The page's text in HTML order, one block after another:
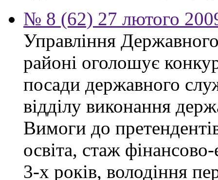
№ 8 (62) 27 лютого
Управління
районі оголошує
посади державного
відділу виконання
Вимоги до
освіта, стаж
3-х років, володіння